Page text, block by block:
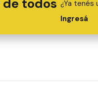
todos ¿Ya tenés
Ingresá